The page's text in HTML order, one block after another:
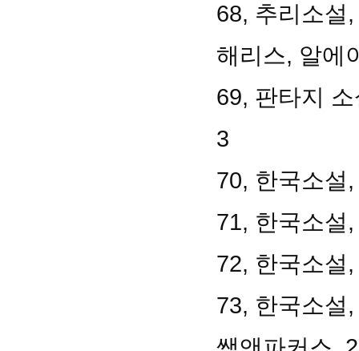
68, 추리소설
해리스, 알에
69, 판타지
3
70, 한국소설
71, 한국소설
72, 한국소설
73, 한국소설